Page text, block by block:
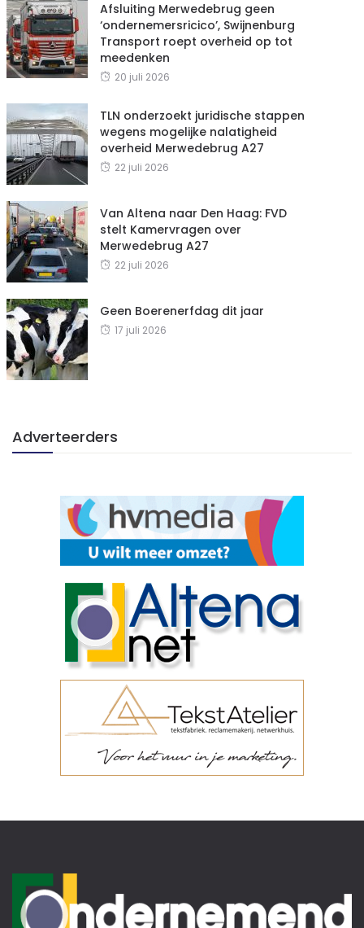
Afsluiting Merwedebrug geen
‘ondernemersricico’, Swijnenburg
Transport roept overheid op tot
meedenken
20 juli 2026
TLN onderzoekt juridische stappen
wegens mogelijke nalatigheid
overheid Merwedebrug A27
22 juli 2026
Van Altena naar Den Haag: FVD
stelt Kamervragen over
Merwedebrug A27
22 juli 2026
Geen Boerenerfdag dit jaar
17 juli 2026
Adverteerders